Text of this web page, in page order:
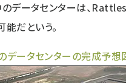
データセンターは、
だという。
ータセンターの完成予想